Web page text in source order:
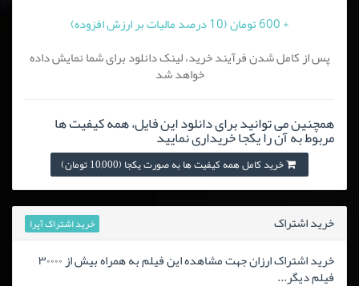
+ 600 تومان (10 درصد مالیات بر ارزش افزوده)
پس از کامل شدن فرآیند خرید، لینک دانلود برای شما نمایش داده
خواهد شد
همچنین می توانید برای دانلود این فایل، همه کیفیت ها
مربوط به آن را یکجا خریداری نمایید
خرید کامل همه کیفیت ها به صورت یکجا (10,000 تومان)
خرید اشتراک خرید اشتراک آپرا
خرید اشتراک ارزان جهت مشاهده این فیلم به همراه بیش از ۳۰۰۰۰
فیلم دیگر...